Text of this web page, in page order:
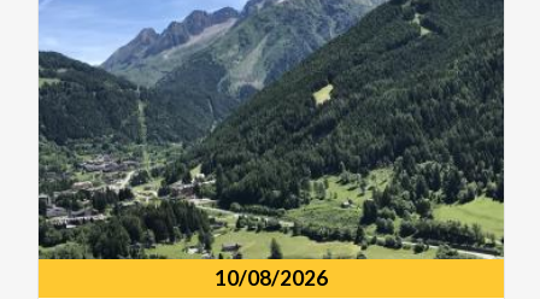
10/08/2026